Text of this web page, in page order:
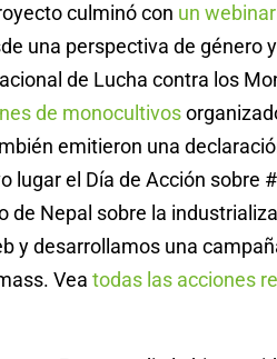
culminó con un
una perspectiva de género
de Lucha contra los
de monocultivos
emitieron una
lugar el Día de Acción sobre
de Nepal sobre la
y desarrollamos una
Veatodas las acciones